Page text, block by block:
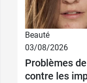
Beauté
03/08/2026
Problèmes
contre les